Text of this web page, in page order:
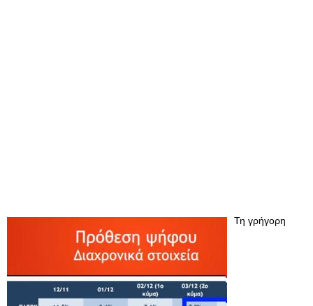
Τη γρήγορη